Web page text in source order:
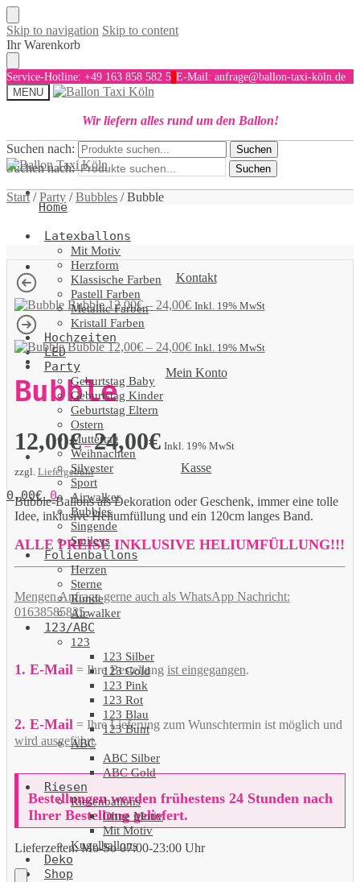
Skip to navigation Skip to content
Ihr Warenkorb
Service-Hotline: +49 163 858 582 5 E-Mail: anfrage@ballon-taxi-köln.de
MENU
Wir liefern alles rund um den Ballon!
Suchen nach: Suchen
Kontakt
Mein Konto
Kasse
0,00€ 0
Suchen nach: Suchen
Home
Latexballons
Mit Motiv
Herzform
Klassische Farben
Pastell Farben
Metallic Farben
Kristall Farben
Hochzeiten
LED
Party
Geburtstag Baby
Geburtstag Kinder
Geburtstag Eltern
Ostern
Muttertag
Weihnachten
Silvester
Sport
Airwalker
Bubbles
Singende
Smileys
Folienballons
Herzen
Sterne
Runde
Airwalker
123/ABC
123
123 Silber
123 Gold
123 Pink
123 Rot
123 Blau
123 Bunt
ABC
ABC Silber
ABC Gold
Riesen
Riesenballons
Ohne Motiv
Mit Motiv
Kugelballons
Deko
Shop
Start /Party /Bubbles /Bubble
Bubble 12,00€– 24,00€ Inkl. 19% MwSt
Bubble 12,00€– 24,00€ Inkl. 19% MwSt
Bubble
12,00€–24,00€ Inkl. 19% MwSt
zzgl. Liefergebühr
Bubble-Ballons als Dekoration oder Geschenk, immer eine tolle
Idee, inklusive Heliumfüllung und ein 120cm langes Band.
ALLE PREISE INKLUSIVE HELIUMFÜLLUNG!!!
Mengen Anfrage gerne auch als WhatsApp Nachricht:
01638585825.
1. E-Mail = Ihre Bestellung ist eingegangen.
2. E-Mail = Ihre Lieferung zum Wunschtermin ist möglich und
wird ausgeführt.
Bestellungen werden frühestens 24 Stunden nach
Ihrer Bestellung geliefert.
Lieferzeiten:Mo-So 07:00-23:00 Uhr